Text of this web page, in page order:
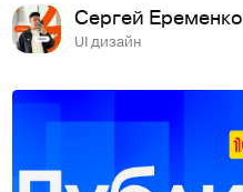
Сергей Еременко
UI дизайн